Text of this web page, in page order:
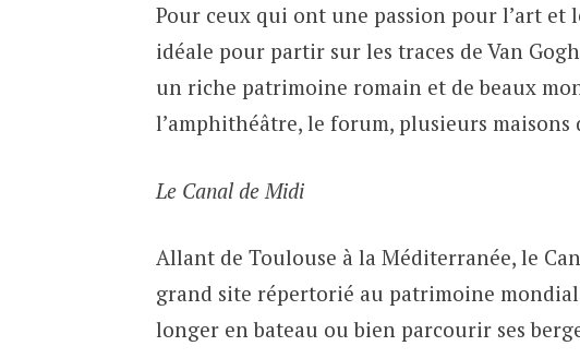
Pour ceux qui ont une passion pour l’art et
idéale pour partir sur les traces de Van
un riche patrimoine romain et de beaux
l’amphithéâtre, le forum, plusieurs
Le Canal de Midi
Allant de Toulouse à la Méditerranée, le
grand site répertorié au patrimoine mondial
longer en bateau ou bien parcourir ses